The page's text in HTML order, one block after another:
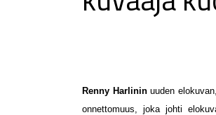
Renny Harlininuuden
onnettomuus, joka johti